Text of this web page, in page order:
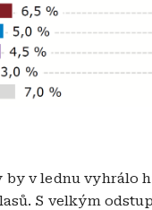
by v lednu vyhrálo
S velkým